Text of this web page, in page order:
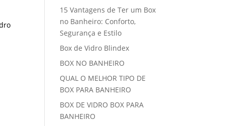
15 Vantagens de Ter um Box
no Banheiro: Conforto,
Segurança e Estilo
Box de Vidro Blindex
BOX NO BANHEIRO
QUAL O MELHOR TIPO DE
BOX PARA BANHEIRO
BOX DE VIDRO BOX PARA
BANHEIRO